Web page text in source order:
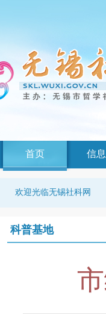
首页 信
欢迎光临无锡社科网
科普基地